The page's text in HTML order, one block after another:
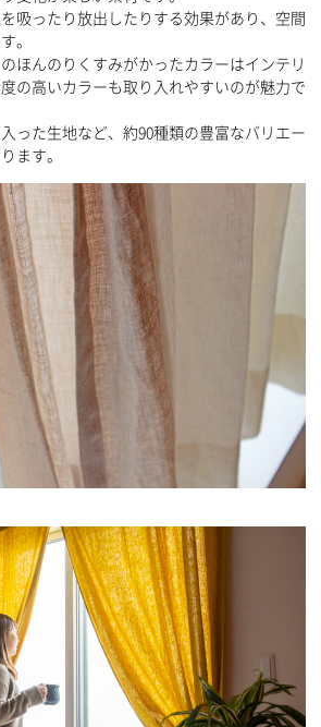
吸ったり放出したりする効果があり、空間
。
ほんのりくすみがかったカラーはインテリ
の高いカラーも取り入れやすいのが魅力で
った生地など、約90種類の豊富なバリエー
ます。